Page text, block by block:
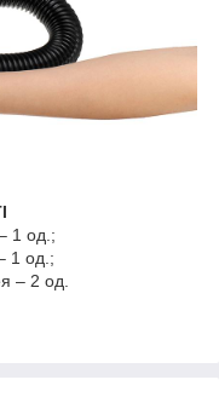
1 од.;
1 од.;
– 2 од.